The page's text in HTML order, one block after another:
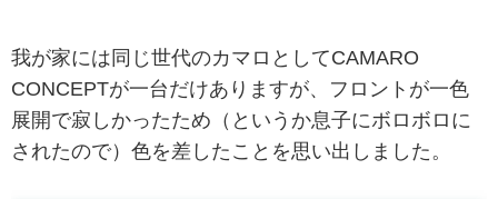
我が家には同じ世代のカマロとしてCAMARO
CONCEPTが一台だけありますが、フロントが一色
展開で寂しかったため（というか息子にボロボロに
されたので）色を差したことを思い出しました。